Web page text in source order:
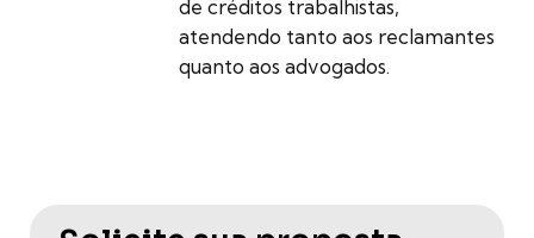
de créditos trabalhistas,
atendendo tanto aos reclamantes
quanto aos advogados.